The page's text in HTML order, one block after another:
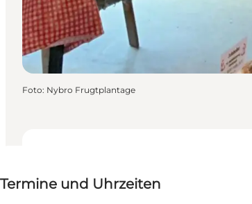
Termine und Uhrzeiten
Kostenlos
Foto: Nybro Frugtplantage